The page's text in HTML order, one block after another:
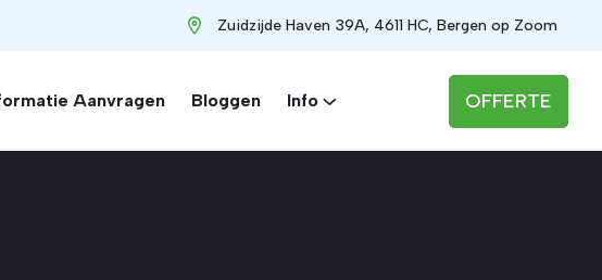
Zuidzijde Haven 39A, 4611 HC, Bergen op Zoom
Aanvragen Bloggen Info OFFERTE